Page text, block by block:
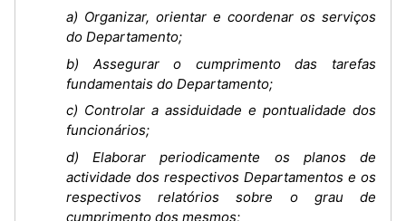
a) Organizar, orientar e coordenar os serviços
do Departamento;
b) Assegurar o cumprimento das tarefas
fundamentais do Departamento;
c) Controlar a assiduidade e pontualidade dos
funcionários;
d) Elaborar periodicamente os planos de
actividade dos respectivos Departamentos e os
respectivos relatórios sobre o grau de
cumprimento dos mesmos;